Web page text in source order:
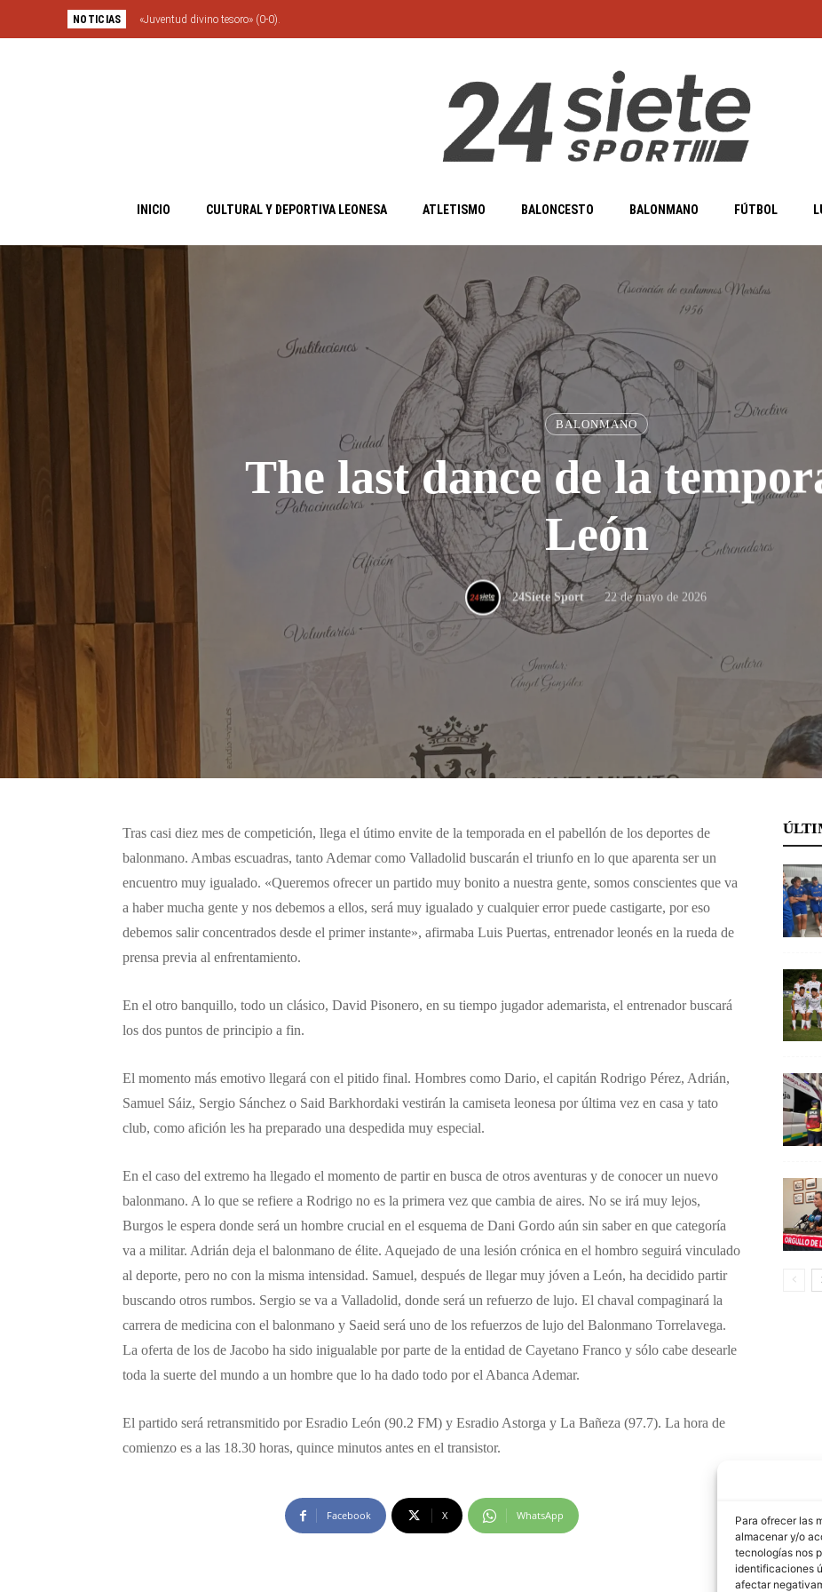
Para ofrecer las
almacenar y/o
tecnologías nos
identificaciones
afectar
NOTICIAS «Juventud divino tesoro» (0-0).
INICIO CULTURAL Y DEPORTIVA LEONESA ATLETISMO BALONCESTO BALONMANO FÚTBOL
BALONMANO
The last dance de la
León
24Siete Sport 22 de mayo de 2026
Tras casi diez mes de competición, llega el útimo envite de la temporada en el pabellón de los deportes de
balonmano. Ambas escuadras, tanto Ademar como Valladolid buscarán el triunfo en lo que aparenta ser un
encuentro muy igualado. «Queremos ofrecer un partido muy bonito a nuestra gente, somos conscientes que va
a haber mucha gente y nos debemos a ellos, será muy igualado y cualquier error puede castigarte, por eso
debemos salir concentrados desde el primer instante», afirmaba Luis Puertas, entrenador leonés en la rueda de
prensa previa al enfrentamiento.
En el otro banquillo, todo un clásico, David Pisonero, en su tiempo jugador ademarista, el entrenador buscará
los dos puntos de principio a fin.
El momento más emotivo llegará con el pitido final. Hombres como Dario, el capitán Rodrigo Pérez, Adrián,
Samuel Sáiz, Sergio Sánchez o Said Barkhordaki vestirán la camiseta leonesa por última vez en casa y tato
club, como afición les ha preparado una despedida muy especial.
En el caso del extremo ha llegado el momento de partir en busca de otros aventuras y de conocer un nuevo
balonmano. A lo que se refiere a Rodrigo no es la primera vez que cambia de aires. No se irá muy lejos,
Burgos le espera donde será un hombre crucial en el esquema de Dani Gordo aún sin saber en que categoría
va a militar. Adrián deja el balonmano de élite. Aquejado de una lesión crónica en el hombro seguirá vinculado
al deporte, pero no con la misma intensidad. Samuel, después de llegar muy jóven a León, ha decidido partir
buscando otros rumbos. Sergio se va a Valladolid, donde será un refuerzo de lujo. El chaval compaginará la
carrera de medicina con el balonmano y Saeid será uno de los refuerzos de lujo del Balonmano Torrelavega.
La oferta de los de Jacobo ha sido inigualable por parte de la entidad de Cayetano Franco y sólo cabe desearle
toda la suerte del mundo a un hombre que lo ha dado todo por el Abanca Ademar.
El partido será retransmitido por Esradio León (90.2 FM) y Esradio Astorga y La Bañeza (97.7). La hora de
comienzo es a las 18.30 horas, quince minutos antes en el transistor.
Facebook X WhatsApp